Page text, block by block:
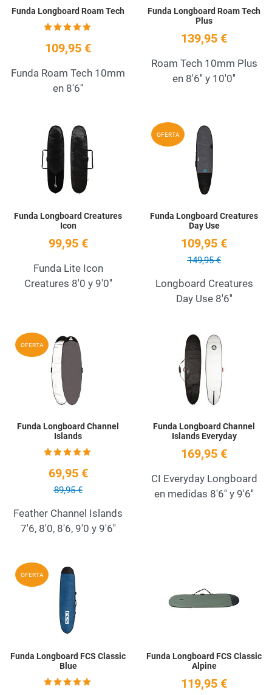
Funda Longboard Roam Tech
109,95 €
Funda Roam Tech 10mm
en 8'6''
Funda Longboard Roam Tech
Plus
139,95 €
Roam Tech 10mm Plus
en 8'6'' y 10'0''
Add to Wishlist
Funda Longboard Creatures
Icon
99,95 €
Funda Lite Icon
Creatures 8'0 y 9'0''
OFERTA
Funda Longboard Creatures
Day Use
109,95 €
149,95 €
Longboard Creatures
Day Use 8'6''
OFERTA Add to Wishlist
Quick View
Funda Longboard Channel
Islands
69,95 €
89,95 €
Feather Channel Islands
7'6, 8'0, 8'6, 9'0 y 9'6''
Funda Longboard Channel
Islands Everyday
169,95 €
CI Everyday Longboard
en medidas 8'6'' y 9'6''
OFERTA
Quick View
Funda Longboard FCS Classic
Blue
Funda Longboard FCS Classic
Alpine
119,95 €